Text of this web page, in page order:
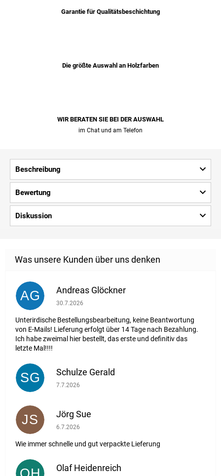
Garantie für Qualitätsbeschichtung
Die größte Auswahl an Holzfarben
WIR BERATEN SIE BEI ​​DER AUSWAHL
im Chat und am Telefon
Beschreibung
Bewertung
Diskussion
AG Andreas Glöckner
Die Shop-Bewertung beträgt 1 von 5 Sternen.
30.7.2026
Unterirdische Bestellungsbearbeitung, keine Beantwortung
von E-Mails! Lieferung erfolgt über 14 Tage nach Bezahlung.
Ich habe zweimal hier bestellt, das erste und definitiv das
letzte Mal!!!!
SG Schulze Gerald
Die Shop-Bewertung beträgt 5 von 5 Sternen.
7.7.2026
JS Jörg Sue
Die Shop-Bewertung beträgt 5 von 5 Sternen.
6.7.2026
Wie immer schnelle und gut verpackte Lieferung
Olaf Heidenreich